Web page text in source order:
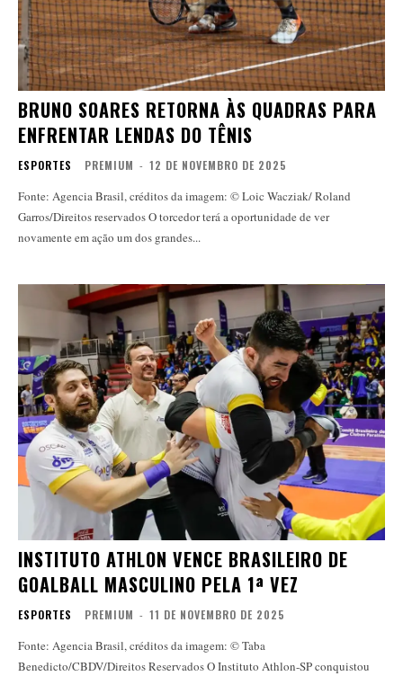
BRUNO SOARES RETORNA ÀS QUADRAS PARA
ENFRENTAR LENDAS DO TÊNIS
ESPORTES PREMIUM - 12 DE NOVEMBRO DE 2025
Fonte: Agencia Brasil, créditos da imagem: © Loic Wacziak/ Roland
Garros/Direitos reservados O torcedor terá a oportunidade de ver
novamente em ação um dos grandes...
INSTITUTO ATHLON VENCE BRASILEIRO DE
GOALBALL MASCULINO PELA 1ª VEZ
ESPORTES PREMIUM - 11 DE NOVEMBRO DE 2025
Fonte: Agencia Brasil, créditos da imagem: © Taba
Benedicto/CBDV/Direitos Reservados O Instituto Athlon-SP conquistou